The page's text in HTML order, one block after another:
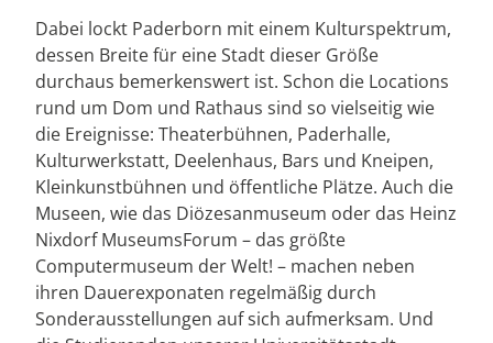
Dabei lockt Paderborn mit einem Kulturspektrum,
dessen Breite für eine Stadt dieser Größe
durchaus bemerkenswert ist. Schon die Locations
rund um Dom und Rathaus sind so vielseitig wie
die Ereignisse: Theaterbühnen, Paderhalle,
Kulturwerkstatt, Deelenhaus, Bars und Kneipen,
Kleinkunstbühnen und öffentliche Plätze. Auch die
Museen, wie das Diözesanmuseum oder das Heinz
Nixdorf MuseumsForum – das größte
Computermuseum der Welt! – machen neben
ihren Dauerexponaten regelmäßig durch
Sonderausstellungen auf sich aufmerksam. Und